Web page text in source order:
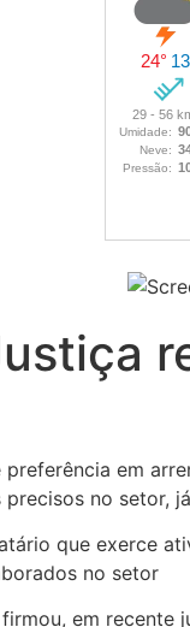
em
no setor,
que exerce
no setor
em